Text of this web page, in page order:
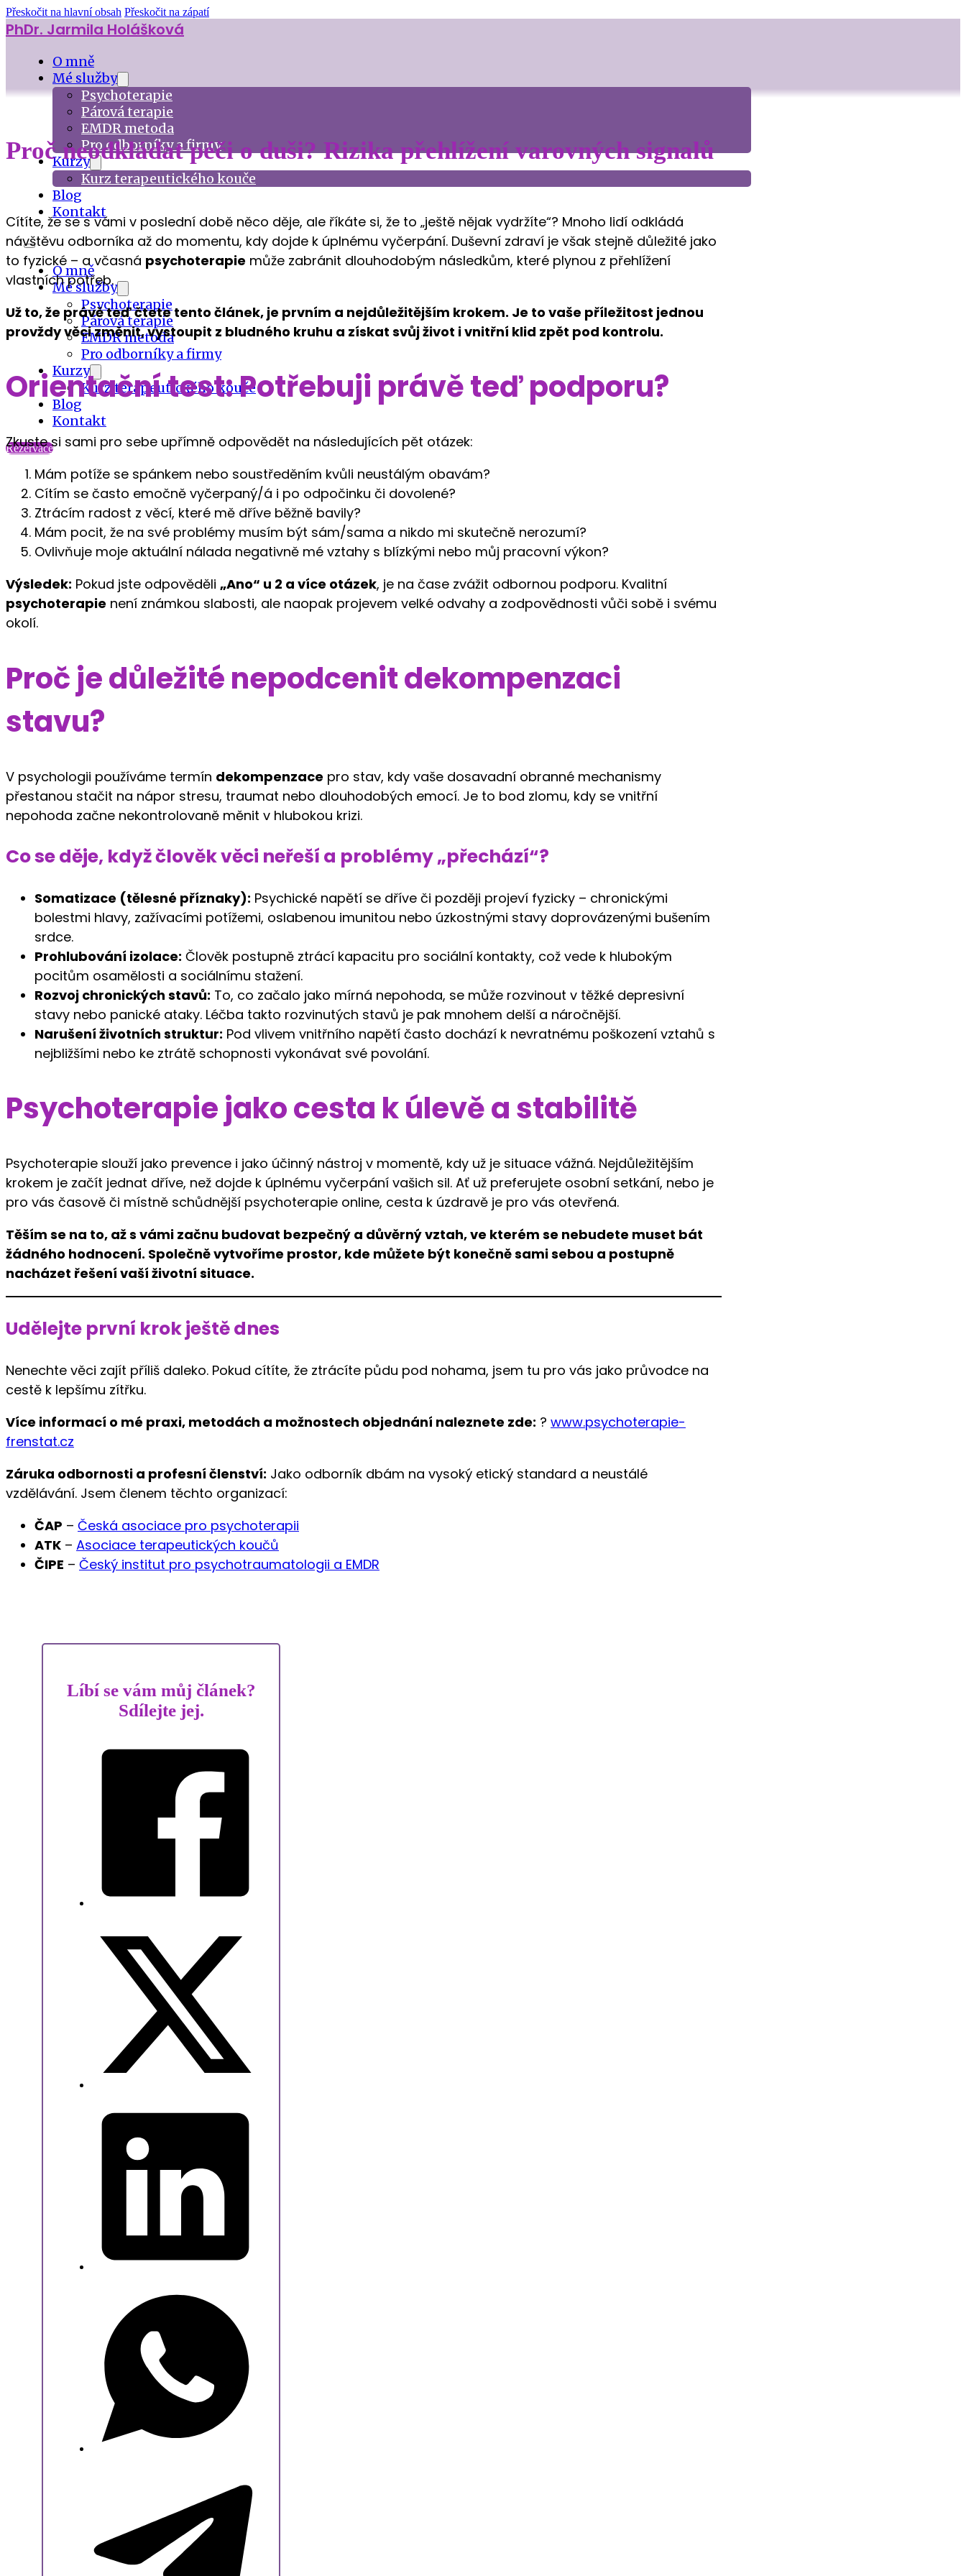
Přeskočit na hlavní obsah Přeskočit na zápatí
PhDr. Jarmila Holášková
O mně
Mé služby
Psychoterapie
Párová terapie
EMDR metoda
Pro odborníky a firmy
Kurzy
Kurz terapeutického kouče
Blog
Kontakt
O mně
Mé služby
Psychoterapie
Párová terapie
EMDR metoda
Pro odborníky a firmy
Kurzy
Kurz terapeutického kouče
Blog
Kontakt
Rezervace
Proč neodkládat péči o duši? Rizika přehlížení varovných signalů
Cítíte, že se s vámi v poslední době něco děje, ale říkáte si, že to „ještě nějak vydržíte“? Mnoho lidí odkládá
návštěvu odborníka až do momentu, kdy dojde k úplnému vyčerpání. Duševní zdraví je však stejně důležité jako
to fyzické – a včasná psychoterapie může zabránit dlouhodobým následkům, které plynou z přehlížení
vlastních potřeb.
Už to, že právě teď čtete tento článek, je prvním a nejdůležitějším krokem. Je to vaše příležitost jednou
provždy věci změnit, vystoupit z bludného kruhu a získat svůj život i vnitřní klid zpět pod kontrolu.
Orientační test: Potřebuji právě teď podporu?
Zkuste si sami pro sebe upřímně odpovědět na následujících pět otázek:
Mám potíže se spánkem nebo soustředěním kvůli neustálým obavám?
Cítím se často emočně vyčerpaný/á i po odpočinku či dovolené?
Ztrácím radost z věcí, které mě dříve běžně bavily?
Mám pocit, že na své problémy musím být sám/sama a nikdo mi skutečně nerozumí?
Ovlivňuje moje aktuální nálada negativně mé vztahy s blízkými nebo můj pracovní výkon?
Výsledek: Pokud jste odpověděli „Ano“ u 2 a více otázek, je na čase zvážit odbornou podporu. Kvalitní
psychoterapie není známkou slabosti, ale naopak projevem velké odvahy a zodpovědnosti vůči sobě i svému
okolí.
Proč je důležité nepodcenit dekompenzaci
stavu?
V psychologii používáme termín dekompenzace pro stav, kdy vaše dosavadní obranné mechanismy
přestanou stačit na nápor stresu, traumat nebo dlouhodobých emocí. Je to bod zlomu, kdy se vnitřní
nepohoda začne nekontrolovaně měnit v hlubokou krizi.
Co se děje, když člověk věci neřeší a problémy „přechází“?
Somatizace (tělesné příznaky): Psychické napětí se dříve či později projeví fyzicky – chronickými
bolestmi hlavy, zažívacími potížemi, oslabenou imunitou nebo úzkostnými stavy doprovázenými bušením
srdce.
Prohlubování izolace: Člověk postupně ztrácí kapacitu pro sociální kontakty, což vede k hlubokým
pocitům osamělosti a sociálnímu stažení.
Rozvoj chronických stavů: To, co začalo jako mírná nepohoda, se může rozvinout v těžké depresivní
stavy nebo panické ataky. Léčba takto rozvinutých stavů je pak mnohem delší a náročnější.
Narušení životních struktur: Pod vlivem vnitřního napětí často dochází k nevratnému poškození vztahů s
nejbližšími nebo ke ztrátě schopnosti vykonávat své povolání.
Psychoterapie jako cesta k úlevě a stabilitě
Psychoterapie slouží jako prevence i jako účinný nástroj v momentě, kdy už je situace vážná. Nejdůležitějším
krokem je začít jednat dříve, než dojde k úplnému vyčerpání vašich sil. Ať už preferujete osobní setkání, nebo je
pro vás časově či místně schůdnější psychoterapie online, cesta k úzdravě je pro vás otevřená.
Těším se na to, až s vámi začnu budovat bezpečný a důvěrný vztah, ve kterém se nebudete muset bát
žádného hodnocení. Společně vytvoříme prostor, kde můžete být konečně sami sebou a postupně
nacházet řešení vaší životní situace.
Udělejte první krok ještě dnes
Nenechte věci zajít příliš daleko. Pokud cítíte, že ztrácíte půdu pod nohama, jsem tu pro vás jako průvodce na
cestě k lepšímu zítřku.
Více informací o mé praxi, metodách a možnostech objednání naleznete zde: ? www.psychoterapie-
frenstat.cz
Záruka odbornosti a profesní členství: Jako odborník dbám na vysoký etický standard a neustálé
vzdělávání. Jsem členem těchto organizací:
ČAP – Česká asociace pro psychoterapii
ATK – Asociace terapeutických koučů
ČIPE – Český institut pro psychotraumatologii a EMDR
Líbí se vám můj článek?
Sdílejte jej.